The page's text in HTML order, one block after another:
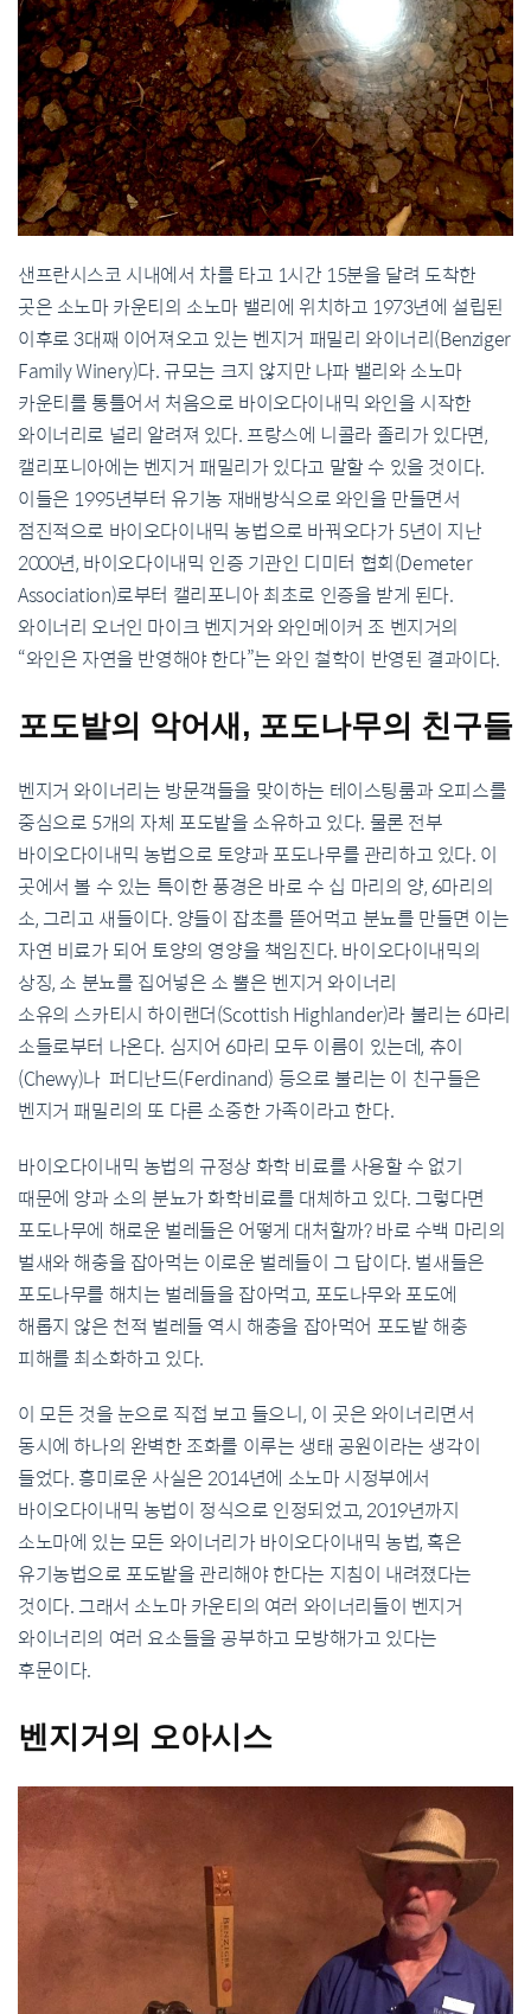
샌프란시스코 시내에서 차를 타고 1시간 15분을 달려 도착한
곳은 소노마 카운티의 소노마 밸리에 위치하고 1973년에 설립된
이후로3대째 이어져오고 있는 벤지거 패밀리 와이너리 (Benziger
Family Winery)다.규모는 크지 않지만 나파 밸리와 소노마
카운티를 통틀어서 처음으로 바이오다이내믹 와인을 시작한
와이너리로 널리 알려져 있다.프랑스에 니콜라 졸리가 있다면,
캘리포니아에는 벤지거 패밀리가 있다고 말할 수 있을 것이다.
이들은 1995년부터 유기농 재배방식으로 와인을 만들면서
점진적으로 바이오다이내믹 농법으로 바꿔오다가5년이 지난
2000년, 바이오다이내믹 인증 기관인 디미터 협회 (Demeter
Association)로부터 캘리포니아 최초로 인증을 받게 된다.
와이너리 오너인 마이크 벤지거와 와인메이커 조 벤지거의
“와인은 자연을 반영해야 한다”는 와인 철학이 반영된 결과이다.
포도밭의 악어새 , 포도나무의 친구들
벤지거 와이너리는 방문객들을 맞이하는 테이스팅룸과 오피스를
중심으로 5개의 자체 포도밭을 소유하고 있다. 물론 전부
바이오다이내믹 농법으로 토양과 포도나무를 관리하고 있다. 이
곳에서 볼 수 있는 특이한 풍경은 바로 수 십 마리의 양, 6마리의
소,그리고 새들이다. 양들이 잡초를 뜯어먹고 분뇨를 만들면 이는
자연 비료가 되어 토양의 영양을 책임진다. 바이오다이내믹의
상징,소 분뇨를 집어넣은 소 뿔은 벤지거 와이너리
소유의 스카티시 하이랜더(Scottish Highlander)라 불리는 6마리
소들로부터 나온다. 심지어 6마리 모두 이름이 있는데, 츄이
(Chewy)나 퍼디난드(Ferdinand) 등으로 불리는 이 친구들은
벤지거 패밀리의 또 다른 소중한 가족이라고 한다.
바이오다이내믹 농법의 규정상 화학 비료를 사용할 수 없기
때문에 양과 소의 분뇨가 화학비료를 대체하고 있다.그렇다면
포도나무에 해로운 벌레들은 어떻게 대처할까?바로 수백 마리의
벌새와 해충을 잡아먹는 이로운 벌레들이 그 답이다. 벌새들은
포도나무를 해치는 벌레들을 잡아먹고, 포도나무와 포도에
해롭지 않은 천적 벌레들 역시 해충을 잡아먹어 포도밭 해충
피해를 최소화하고 있다.
이 모든 것을 눈으로 직접 보고 들으니 , 이 곳은 와이너리면서
동시에 하나의 완벽한 조화를 이루는 생태 공원이라는 생각이
들었다.흥미로운 사실은2014년에 소노마 시정부에서
바이오다이내믹 농법이 정식으로 인정되었고, 2019년까지
소노마에 있는 모든 와이너리가 바이오다이내믹 농법, 혹은
유기농법으로 포도밭을 관리해야 한다는 지침이 내려졌다는
것이다.그래서 소노마 카운티의 여러 와이너리들이 벤지거
와이너리의 여러 요소들을 공부하고 모방해가고 있다는
후문이다.
벤지거의 오아시스